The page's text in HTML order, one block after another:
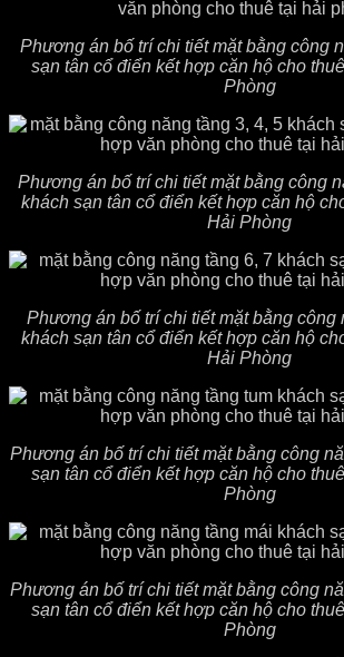
Phương án bố trí chi tiết mặt bằng công
sạn tân cổ điển kết hợp căn hộ cho
Phòng
Phương án bố trí chi tiết mặt bằng công
khách sạn tân cổ điển kết hợp căn hộ
Hải Phòng
Phương án bố trí chi tiết mặt bằng công
khách sạn tân cổ điển kết hợp căn hộ
Hải Phòng
Phương án bố trí chi tiết mặt bằng công
sạn tân cổ điển kết hợp căn hộ cho
Phòng
Phương án bố trí chi tiết mặt bằng công
sạn tân cổ điển kết hợp căn hộ cho
Phòng